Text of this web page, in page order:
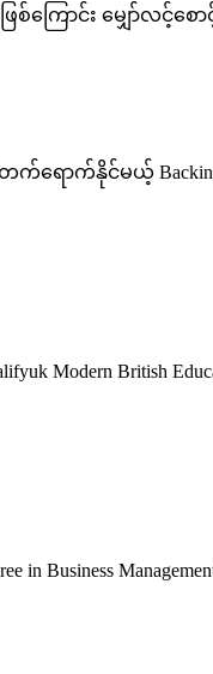
စ်ကြောင်း မျှော်လင့်
က်နိုင်မယ့်
Modern
in Business